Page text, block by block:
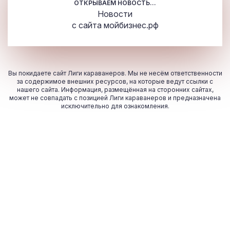
ОТКРЫВАЕМ НОВОСТЬ...
Новости
с сайта мойбизнес.рф
Вы покидаете сайт Лиги караванеров. Мы не несём ответственности
за содержимое внешних ресурсов, на которые ведут ссылки с
нашего сайта. Информация, размещённая на сторонних сайтах,
может не совпадать с позицией Лиги караванеров и предназначена
исключительно для ознакомления.